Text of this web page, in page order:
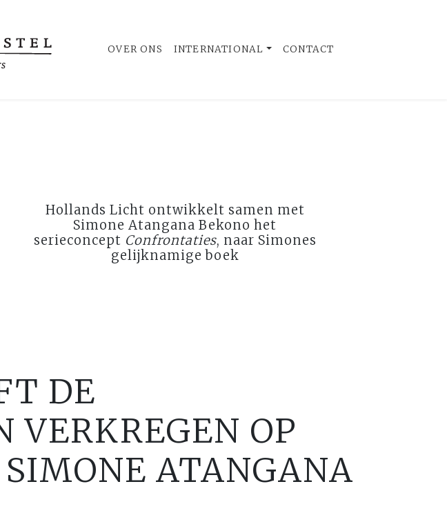
OVER ONS INTERNATIONAL CONTACT
Hollands Licht ontwikkelt samen met
Simone Atangana Bekono het
serieconcept Confrontaties, naar Simones
gelijknamige boek
DE
VERKREGEN OP
ATANGANA